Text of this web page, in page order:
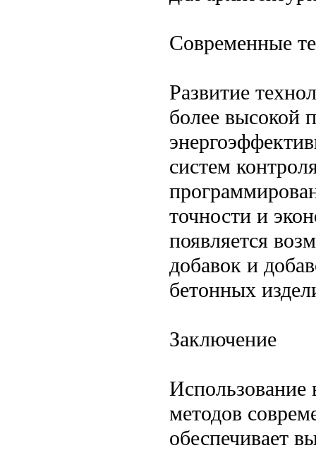
Современные
Развитие
более высокой
систем
точности и
появляется
добавок и
бетонных
Заключение
Использование
методов
обеспечивает